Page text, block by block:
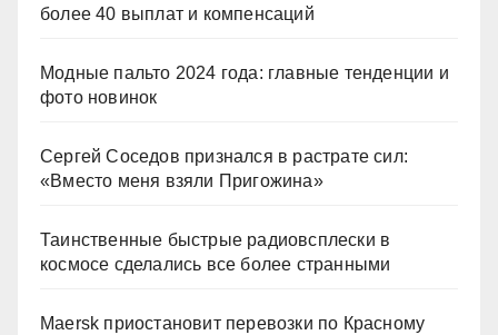
более 40 выплат и компенсаций
Модные пальто 2024 года: главные тенденции и
фото новинок
Сергей Соседов признался в растрате сил:
«Вместо меня взяли Пригожина»
Таинственные быстрые радиовсплески в
космосе сделались все более странными
Maersk приостановит перевозки по Красному